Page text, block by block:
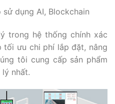
dụng AI, Blockchain
trong hệ thống chính xác
tối ưu chi phí lắp đặt, nâng
tôi cung cấp sản phẩm
nhất.